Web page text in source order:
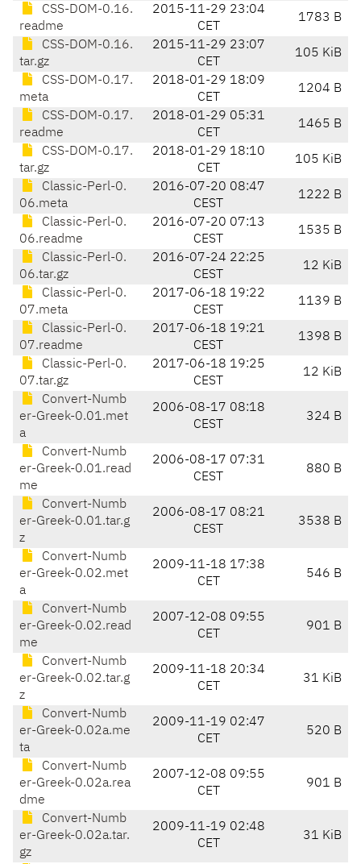
CSS-DOM-0.16.
readme
2015-11-29 23:04
CET
1783 B
CSS-DOM-0.16.
tar.gz
2015-11-29 23:07
CET
105 KiB
CSS-DOM-0.17.
meta
2018-01-29 18:09
CET
1204 B
CSS-DOM-0.17.
readme
2018-01-29 05:31
CET
1465 B
CSS-DOM-0.17.
tar.gz
2018-01-29 18:10
CET
105 KiB
Classic-Perl-0.
06.meta
2016-07-20 08:47
CEST
1222 B
Classic-Perl-0.
06.readme
2016-07-20 07:13
CEST
1535 B
Classic-Perl-0.
06.tar.gz
2016-07-24 22:25
CEST
12 KiB
Classic-Perl-0.
07.meta
2017-06-18 19:22
CEST
1139 B
Classic-Perl-0.
07.readme
2017-06-18 19:21
CEST
1398 B
Classic-Perl-0.
07.tar.gz
2017-06-18 19:25
CEST
12 KiB
Convert-Numb
er-Greek-0.01.met
a
2006-08-17 08:18
CEST
324 B
Convert-Numb
er-Greek-0.01.read
me
2006-08-17 07:31
CEST
880 B
Convert-Numb
er-Greek-0.01.tar.g
z
2006-08-17 08:21
CEST
3538 B
Convert-Numb
er-Greek-0.02.met
a
2009-11-18 17:38
CET
546 B
Convert-Numb
er-Greek-0.02.read
me
2007-12-08 09:55
CET
901 B
Convert-Numb
er-Greek-0.02.tar.g
z
2009-11-18 20:34
CET
31 KiB
Convert-Numb
er-Greek-0.02a.me
ta
2009-11-19 02:47
CET
520 B
Convert-Numb
er-Greek-0.02a.rea
dme
2007-12-08 09:55
CET
901 B
Convert-Numb
er-Greek-0.02a.tar.
gz
2009-11-19 02:48
CET
31 KiB